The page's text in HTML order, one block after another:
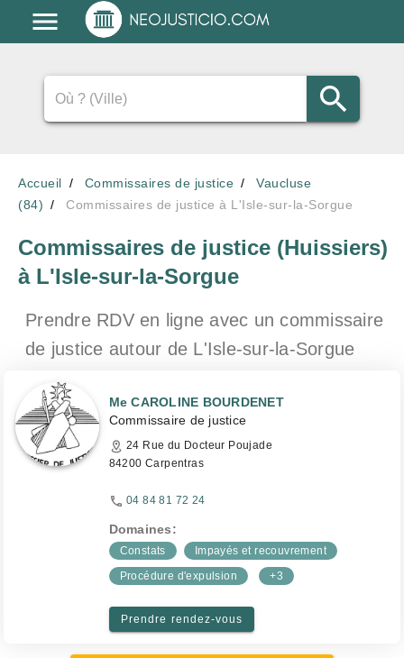
Accueil Commissaires de justice
Vaucluse
(84)
Commissaires de justice à L'Isle-sur-la-Sorgue
Commissaires de justice (Huissiers)
à L'Isle-sur-la-Sorgue
Prendre RDV en ligne avec un commissaire
de justice autour de L'Isle-sur-la-Sorgue
Me CAROLINE BOURDENET
Commissaire de justice
24 Rue du Docteur Poujade
84200 Carpentras
04 84 81 72 24
Domaines:
Constats
Impayés et recouvrement
Procédure d'expulsion
+3
Prendre rendez-vous